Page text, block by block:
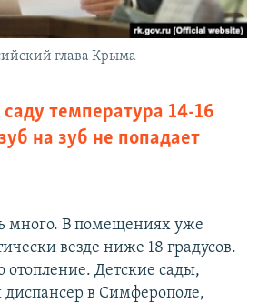
глава Крыма
температура 14-16
на зуб не попадает
много. В помещениях уже
везде ниже 18 градусов.
отопление. Детские сады,
диспансер в Симферополе,